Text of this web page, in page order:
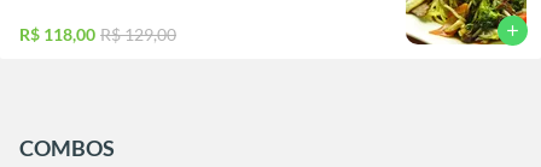
R$ 118,00 R$ 129,00 add
COMBOS